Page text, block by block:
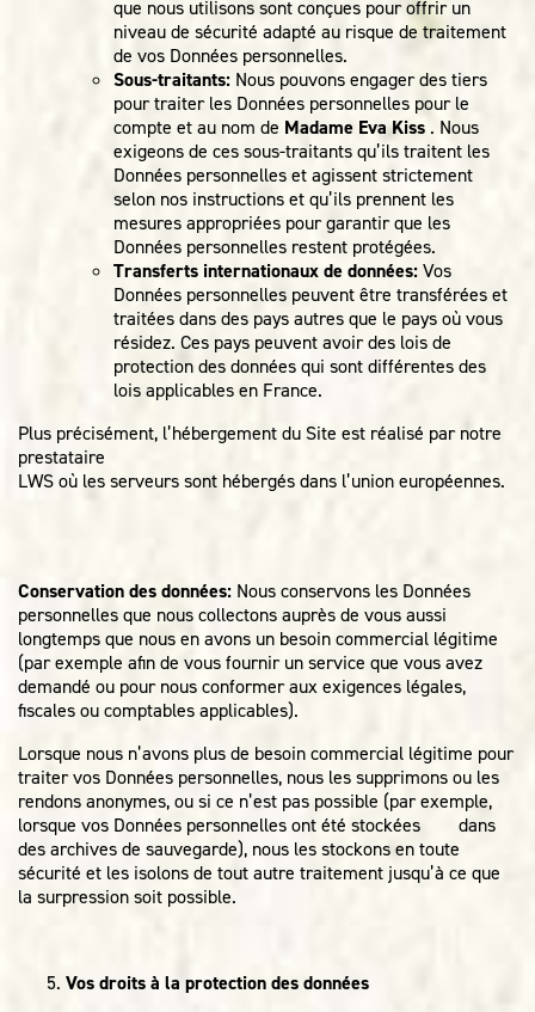
que nous utilisons sont conçues pour offrir un
niveau de sécurité adapté au risque de traitement
de vos Données personnelles.
Sous-traitants: Nous pouvons engager des tiers
pour traiter les Données personnelles pour le
compte et au nom de Madame Eva Kiss . Nous
exigeons de ces sous-traitants qu’ils traitent les
Données personnelles et agissent strictement
selon nos instructions et qu’ils prennent les
mesures appropriées pour garantir que les
Données personnelles restent protégées.
Transferts internationaux de données:Vos
Données personnelles peuvent être transférées et
traitées dans des pays autres que le pays où vous
résidez. Ces pays peuvent avoir des lois de
protection des données qui sont différentes des
lois applicables en France.
Plus précisément, l’hébergement du Site est réalisé par notre
prestataire
LWS où les serveurs sont hébergés dans l’union européennes.
Conservation des données: Nous conservons les Données
personnelles que nous collectons auprès de vous aussi
longtemps que nous en avons un besoin commercial légitime
(par exemple afin de vous fournir un service que vous avez
demandé ou pour nous conformer aux exigences légales,
fiscales ou comptables applicables).
Lorsque nous n’avons plus de besoin commercial légitime pour
traiter vos Données personnelles, nous les supprimons ou les
rendons anonymes, ou si ce n’est pas possible (par exemple,
lorsque vos Données personnelles ont été stockées dans
des archives de sauvegarde), nous les stockons en toute
sécurité et les isolons de tout autre traitement jusqu’à ce que
la surpression soit possible.
Vos droits à la protection des données